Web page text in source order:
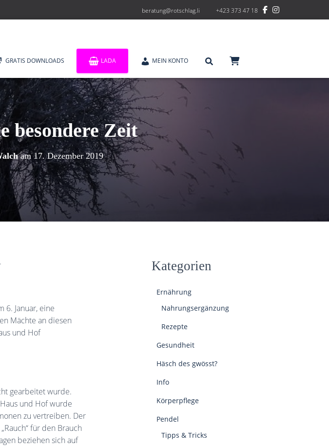
beratung@rotschlag.li +423 373 47 18
GRATIS DOWNLOADS LADA MEIN KONTO
besondere Zeit
am17. Dezember 2019
6. Januar, eine
Mächte an diesen
und Hof
gearbeitet wurde.
und Hof wurde
zu vertreiben. Der
für den Brauch
beziehen sich auf
Kategorien
Ernährung
Nahrungsergänzung
Rezepte
Gesundheit
Häsch des gwösst?
Info
Körperpflege
Pendel
Tipps & Tricks